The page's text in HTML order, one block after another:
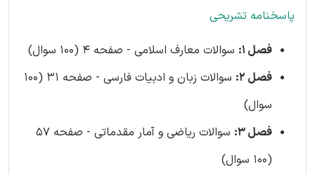
پاسخنامه تشریحی
فصل 1:
سوالات معارف اسلامی - صفحه 4 (100 سوال)
فصل 2:
سوالات زبان و ادبیات فارسی - صفحه 31 (100
سوال)
فصل 3:
سوالات ریاضی و آمار مقدماتی - صفحه 57
(100 سوال)